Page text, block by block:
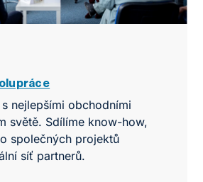
nejlepšími obchodními
světě. Sdílíme know-how,
společných projektů
síť partnerů.